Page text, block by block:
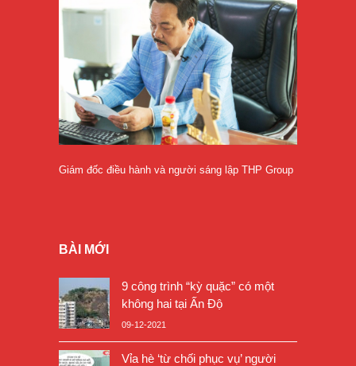
Giám đốc điều hành và người sáng lập THP Group
BÀI MỚI
9 công trình “kỳ quặc” có một
không hai tại Ấn Độ
09-12-2021
Vỉa hè ‘từ chối phục vụ’ người